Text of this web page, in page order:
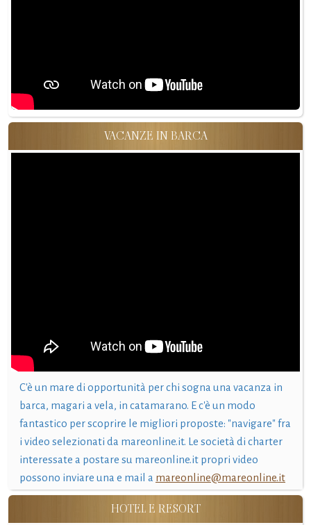
VACANZE IN BARCA
C'è un mare di opportunità per chi sogna una vacanza in
barca, magari a vela, in catamarano. E c'è un modo
fantastico per scoprire le migliori proposte: "navigare" fra
i video selezionati da mareonline.it. Le società di charter
interessate a postare su mareonline.it propri video
possono inviare una e mail a mareonline@mareonline.it
HOTEL E RESORT